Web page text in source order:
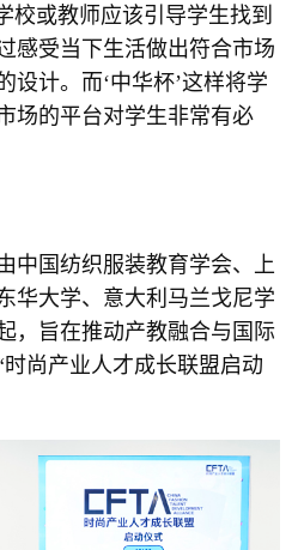
校或教师应该引导学生找到
感受当下生活做出符合市场
设计。而‘中华杯’这样将学
场的平台对学生非常有必
中国纺织服装教育学会、上
华大学、意大利马兰戈尼学
，旨在推动产教融合与国际
尚产业人才成长联盟启动